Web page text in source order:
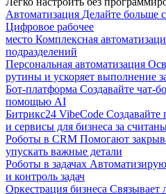
Автоматизация Делайте больше
Цифровое рабочее
место Комплексная
подразделений
Персональная автоматизация
рутины и ускоряет выполнение
Бот-платформа Создавайте чат-
помощью AI
Битрикс24 VibeCode
и сервисы для бизнеса за
Роботы в CRM Помогают
упускать важные детали
Роботы в задачах
и контроль задач
Оркестрация бизнеса Связывает